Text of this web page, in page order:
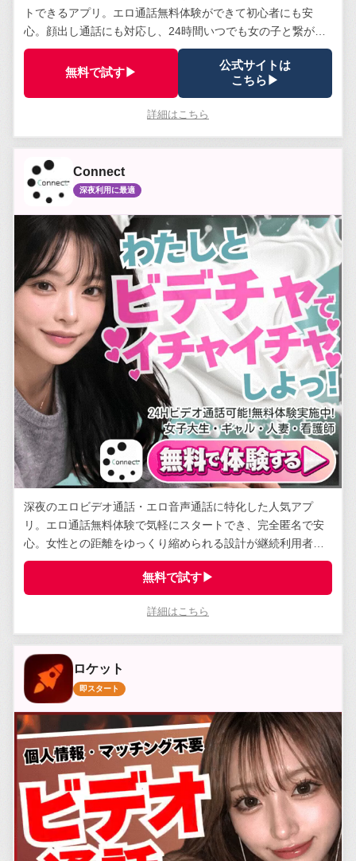
トできるアプリ。エロ通話無料体験ができて初心者にも安
心。顔出し通話にも対応し、24時間いつでも女の子と繋がれ
る。安全管理体制は業界トップクラス。
無料で試す▶
公式サイトは
こちら▶
詳細はこちら
Connect
深夜利用に最適
深夜のエロビデオ通話・エロ音声通話に特化した人気アプ
リ。エロ通話無料体験で気軽にスタートでき、完全匿名で安
心。女性との距離をゆっくり縮められる設計が継続利用者に
支持されている。
無料で試す▶
詳細はこちら
ロケット
即スタート